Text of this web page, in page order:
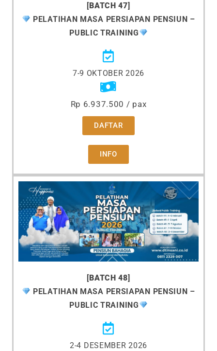
[BATCH 47]
PELATIHAN MASA PERSIAPAN PENSIUN –
PUBLIC TRAINING
7-9 OKTOBER 2026
Rp 6.937.500 / pax
DAFTAR
INFO
[BATCH 48]
PELATIHAN MASA PERSIAPAN PENSIUN –
PUBLIC TRAINING
2-4 DESEMBER 2026